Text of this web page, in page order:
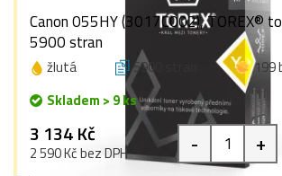
Canon 055HY (3017C002), TOREX®
5900 stran
žlutá 5900 stran
199
Skladem > 9 ks
3 134 Kč
2 590 Kč bez DPH - +